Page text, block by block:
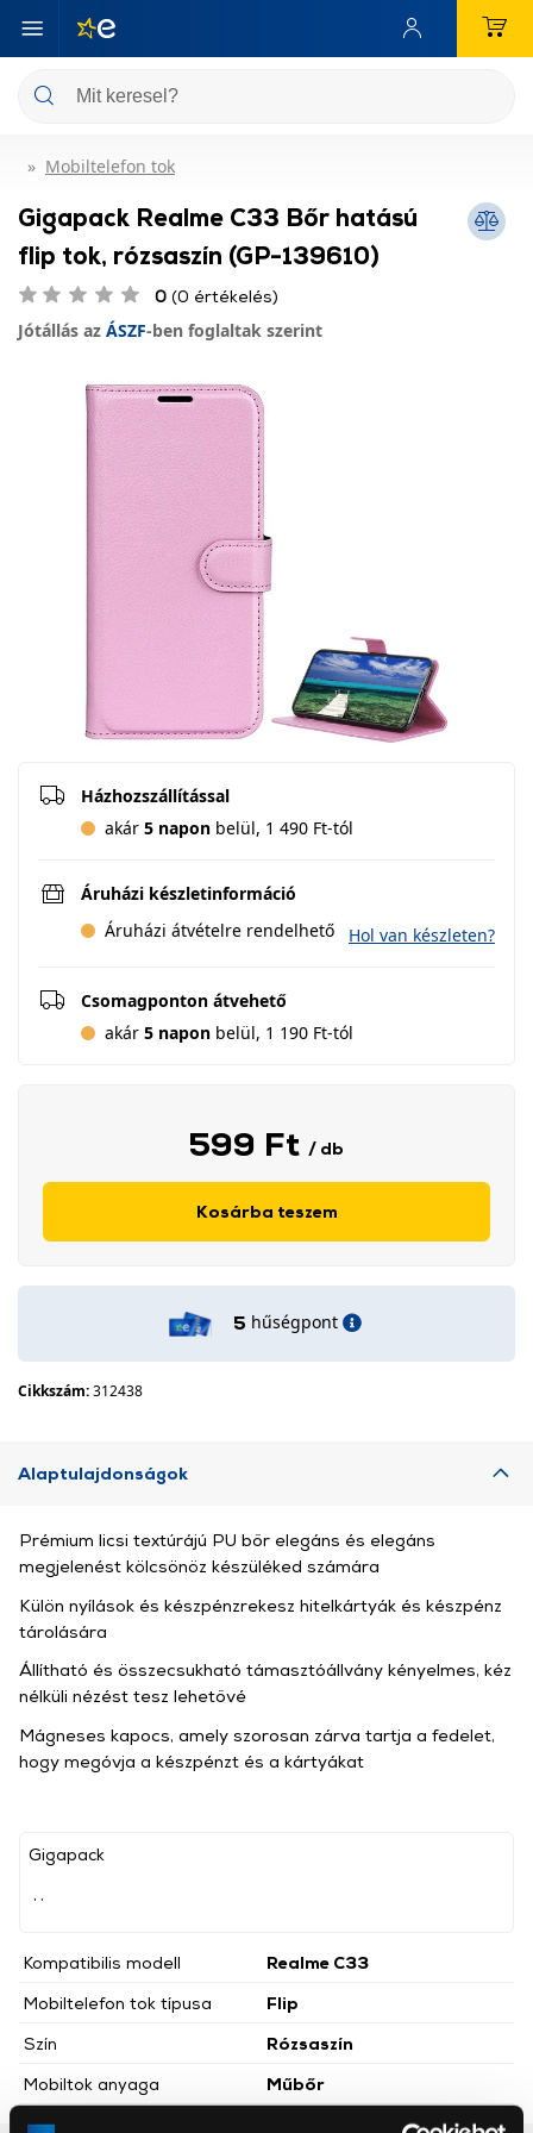
Mobiltelefon tok
Gigapack Realme C33 Bőr hatású
flip tok, rózsaszín (GP-139610)
0 (0 értékelés)
Jótállás az ÁSZF-ben foglaltak szerint
Házhozszállítással
akár 5 napon belül, 1 490 Ft-tól
Áruházi készletinformáció
Áruházi átvételre rendelhető
Hol van készleten?
Csomagponton átvehető
akár 5 napon belül, 1 190 Ft-tól
599 Ft / db
Kosárba teszem
5 hűségpont
Cikkszám:312438
Alaptulajdonságok
Gigapack
Kompatibilis modell
Realme C33
Mobiltelefon tok típusa
Flip
Szín
Rózsaszín
Mobiltok anyaga
Műbőr
Prémium licsi textúrájú PU bőr elegáns és elegáns
megjelenést kölcsönöz készüléked számára
Külön nyílások és készpénzrekesz hitelkártyák és készpénz
tárolására
Állítható és összecsukható támasztóállvány kényelmes, kéz
nélküli nézést tesz lehetővé
Mágneses kapocs, amely szorosan zárva tartja a fedelet,
hogy megóvja a készpénzt és a kártyákat